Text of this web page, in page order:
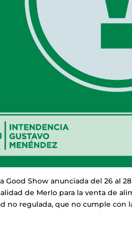
Good Show anunciada del 26 al
de Merlo para la venta de
no regulada, que no cumple